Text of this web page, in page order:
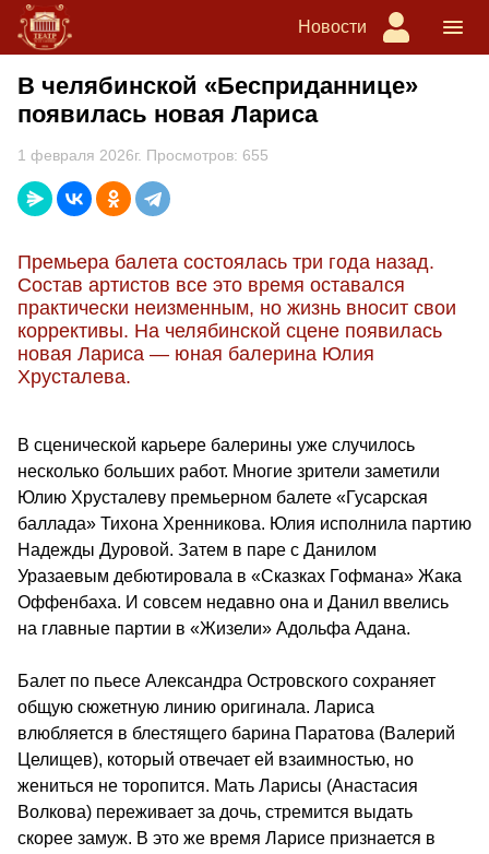
Новости
В челябинской «Бесприданнице»
появилась новая Лариса
1 февраля 2026г. Просмотров: 655
Премьера балета состоялась три года назад.
Состав артистов все это время оставался
практически неизменным, но жизнь вносит свои
коррективы. На челябинской сцене появилась
новая Лариса — юная балерина Юлия
Хрусталева.
В сценической карьере балерины уже случилось
несколько больших работ. Многие зрители заметили
Юлию Хрусталеву премьерном балете «Гусарская
баллада» Тихона Хренникова. Юлия исполнила партию
Надежды Дуровой. Затем в паре с Данилом
Уразаевым дебютировала в «Сказках Гофмана» Жака
Оффенбаха. И совсем недавно она и Данил ввелись
на главные партии в «Жизели» Адольфа Адана.
Балет по пьесе Александра Островского сохраняет
общую сюжетную линию оригинала. Лариса
влюбляется в блестящего барина Паратова (Валерий
Целищев), который отвечает ей взаимностью, но
жениться не торопится. Мать Ларисы (Анастасия
Волкова) переживает за дочь, стремится выдать
скорее замуж. В это же время Ларисе признается в